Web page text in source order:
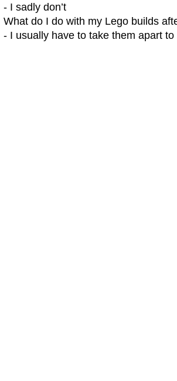
- I sadly don’t
What do I do with my Lego builds
- I usually have to take them apart